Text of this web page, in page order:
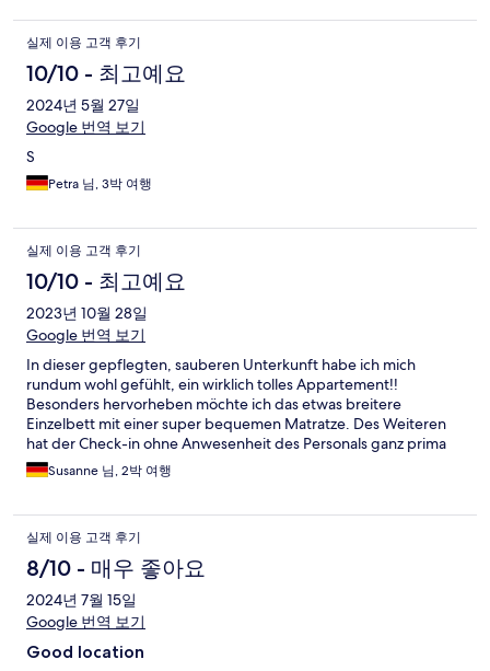
실제 이용 고객 후기
10/10 - 최고예요
2024년 5월 27일
Google 번역 보기
S
Petra 님, 3박 여행
실제 이용 고객 후기
10/10 - 최고예요
2023년 10월 28일
Google 번역 보기
In dieser gepflegten, sauberen Unterkunft habe ich mich
rundum wohl gefühlt, ein wirklich tolles Appartement!!
Besonders hervorheben möchte ich das etwas breitere
Einzelbett mit einer super bequemen Matratze. Des Weiteren
hat der Check-in ohne Anwesenheit des Personals ganz prima
geklappt. Toll ist ausserdem, dass mann/ frau die S-Bahn direkt
vor der Türe hat.
Susanne 님, 2박 여행
실제 이용 고객 후기
8/10 - 매우 좋아요
2024년 7월 15일
Google 번역 보기
Good location